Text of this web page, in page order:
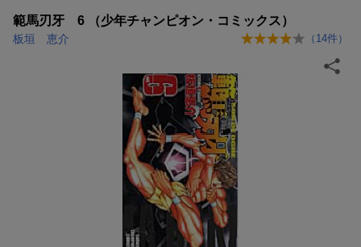
範馬刃牙 6 （少年チャンピオン・コミックス）
板垣 恵介 （ 14件）